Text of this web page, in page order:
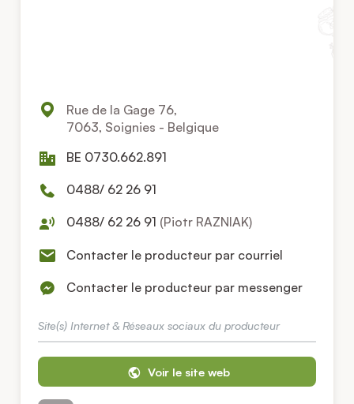
Rue de la Gage 76,
7063, Soignies - Belgique
BE 0730.662.891
0488/ 62 26 91
0488/ 62 26 91 (Piotr RAZNIAK)
Contacter le producteur par courriel
Contacter le producteur par messenger
Site(s) Internet & Réseaux sociaux du producteur
Voir le site web